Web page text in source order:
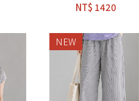
NT$ 1420
NEW